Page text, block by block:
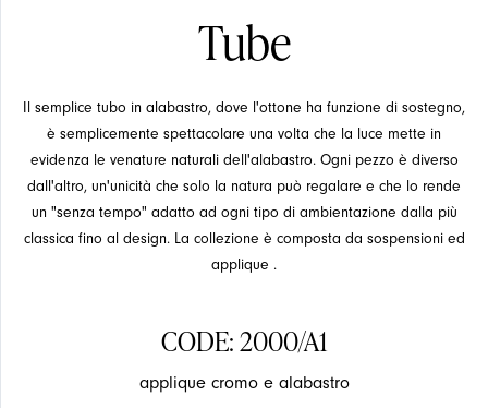
Tube
Il semplice tubo in alabastro, dove l'ottone ha funzione di sostegno,
è semplicemente spettacolare una volta che la luce mette in
evidenza le venature naturali dell'alabastro. Ogni pezzo è diverso
dall'altro, un'unicità che solo la natura può regalare e che lo rende
un "senza tempo" adatto ad ogni tipo di ambientazione dalla più
classica fino al design. La collezione è composta da sospensioni ed
applique .
CODE: 2000/A1
applique cromo e alabastro